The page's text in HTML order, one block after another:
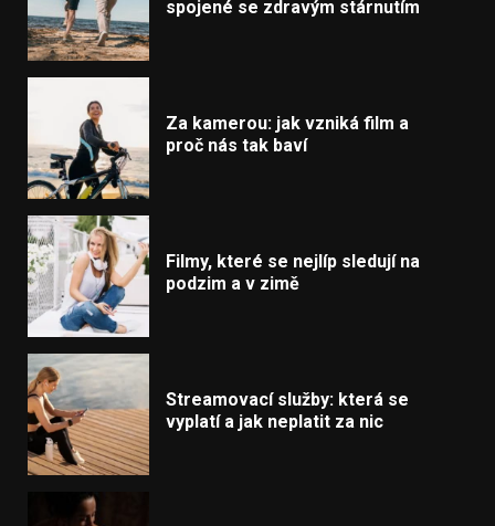
spojené se zdravým stárnutím
Za kamerou: jak vzniká film a
proč nás tak baví
Filmy, které se nejlíp sledují na
podzim a v zimě
Streamovací služby: která se
vyplatí a jak neplatit za nic